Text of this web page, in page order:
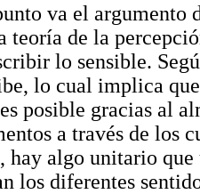
va el argumento
teoría de la
lo sensible.
lo cual implica
posible gracias al
a través de los
hay algo unitario
los diferentes